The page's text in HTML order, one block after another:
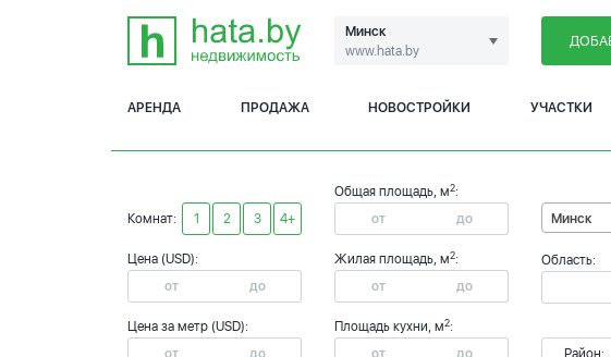
Минск
www.hata.by
АРЕНДА ПРОДАЖА НОВОСТРОЙКИ УЧАСТКИ
Комнат: 1 2 3 4+
Цена (USD):
Цена за метр (USD):
Общая площадь, м2:
Жилая площадь, м2:
Площадь кухни, м2:
Минск
Область:
Район: